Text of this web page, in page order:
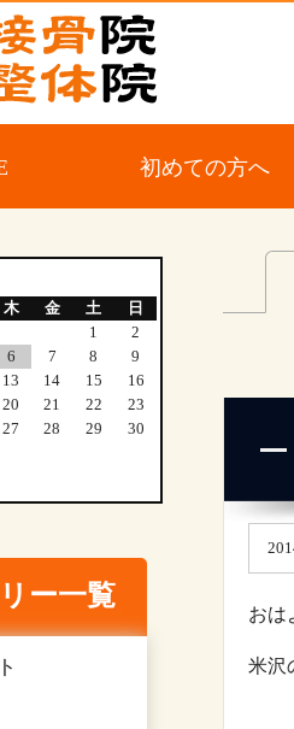
初めての方へ
おは
米沢
木 金 土
日
1
2
6 7 8
9
13 14 15
16
20 21 22
23
27 28 29
30
ー一覧